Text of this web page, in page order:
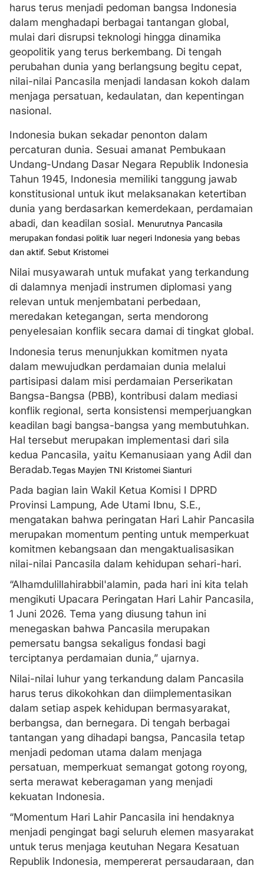
harus terus menjadi pedoman bangsa Indonesia
dalam menghadapi berbagai tantangan global,
mulai dari disrupsi teknologi hingga dinamika
geopolitik yang terus berkembang. Di tengah
perubahan dunia yang berlangsung begitu cepat,
nilai-nilai Pancasila menjadi landasan kokoh dalam
menjaga persatuan, kedaulatan, dan kepentingan
nasional.
Indonesia bukan sekadar penonton dalam
percaturan dunia. Sesuai amanat Pembukaan
Undang-Undang Dasar Negara Republik Indonesia
Tahun 1945, Indonesia memiliki tanggung jawab
konstitusional untuk ikut melaksanakan ketertiban
dunia yang berdasarkan kemerdekaan, perdamaian
abadi, dan keadilan sosial. Menurutnya Pancasila
merupakan fondasi politik luar negeri Indonesia yang bebas
dan aktif. Sebut Kristomei
Nilai musyawarah untuk mufakat yang terkandung
di dalamnya menjadi instrumen diplomasi yang
relevan untuk menjembatani perbedaan,
meredakan ketegangan, serta mendorong
penyelesaian konflik secara damai di tingkat global.
Indonesia terus menunjukkan komitmen nyata
dalam mewujudkan perdamaian dunia melalui
partisipasi dalam misi perdamaian Perserikatan
Bangsa-Bangsa (PBB), kontribusi dalam mediasi
konflik regional, serta konsistensi memperjuangkan
keadilan bagi bangsa-bangsa yang membutuhkan.
Hal tersebut merupakan implementasi dari sila
kedua Pancasila, yaitu Kemanusiaan yang Adil dan
Beradab.Tegas Mayjen TNI Kristomei Sianturi
Pada bagian lain Wakil Ketua Komisi I DPRD
Provinsi Lampung, Ade Utami Ibnu, S.E.,
mengatakan bahwa peringatan Hari Lahir Pancasila
merupakan momentum penting untuk memperkuat
komitmen kebangsaan dan mengaktualisasikan
nilai-nilai Pancasila dalam kehidupan sehari-hari.
“Alhamdulillahirabbil'alamin, pada hari ini kita telah
mengikuti Upacara Peringatan Hari Lahir Pancasila,
1 Juni 2026. Tema yang diusung tahun ini
menegaskan bahwa Pancasila merupakan
pemersatu bangsa sekaligus fondasi bagi
terciptanya perdamaian dunia,” ujarnya.
Nilai-nilai luhur yang terkandung dalam Pancasila
harus terus dikokohkan dan diimplementasikan
dalam setiap aspek kehidupan bermasyarakat,
berbangsa, dan bernegara. Di tengah berbagai
tantangan yang dihadapi bangsa, Pancasila tetap
menjadi pedoman utama dalam menjaga
persatuan, memperkuat semangat gotong royong,
serta merawat keberagaman yang menjadi
kekuatan Indonesia.
“Momentum Hari Lahir Pancasila ini hendaknya
menjadi pengingat bagi seluruh elemen masyarakat
untuk terus menjaga keutuhan Negara Kesatuan
Republik Indonesia, mempererat persaudaraan, dan